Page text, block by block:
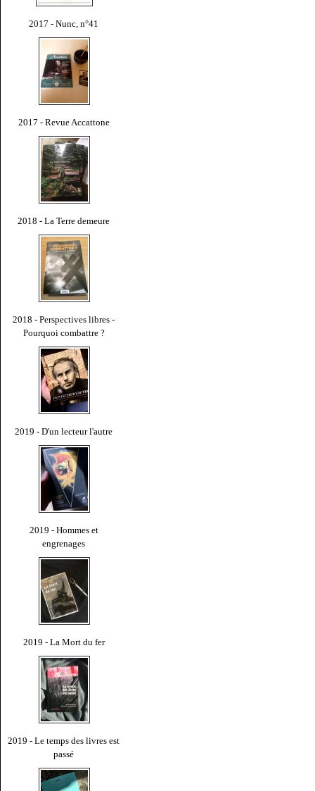
2017 - Nunc, n°41
2017 - Revue Accattone
2018 - La Terre demeure
2018 - Perspectives libres -
Pourquoi combattre ?
2019 - D'un lecteur l'autre
2019 - Hommes et
engrenages
2019 - La Mort du fer
2019 - Le temps des livres est
passé